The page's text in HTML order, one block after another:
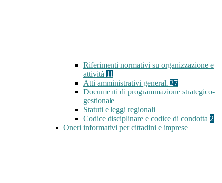
Riferimenti normativi su organizzazione e
attività 11
Atti amministrativi generali 27
Documenti di programmazione strategico-
gestionale
Statuti e leggi regionali
Codice disciplinare e codice di condotta 2
Oneri informativi per cittadini e imprese